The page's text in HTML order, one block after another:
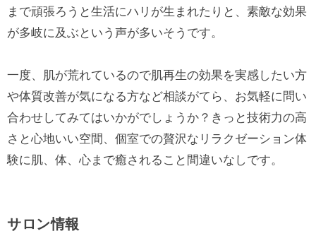
まで頑張ろうと生活にハリが生まれたりと、素敵な効果
が多岐に及ぶという声が多いそうです。
一度、肌が荒れているので肌再生の効果を実感したい方
や体質改善が気になる方など相談がてら、お気軽に問い
合わせしてみてはいかがでしょうか？きっと技術力の高
さと心地いい空間、個室での贅沢なリラクゼーション体
験に肌、体、心まで癒されること間違いなしです。
サロン情報